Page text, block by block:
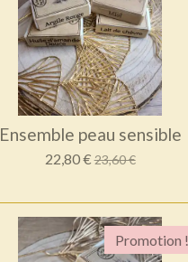
Ensemble peau sensible
22,80 € 23,60 €
Promotion !